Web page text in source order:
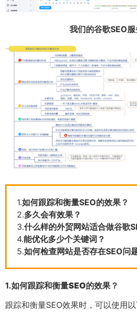
我们的谷歌SEO
1.如何跟踪和衡量SEO的效果？
2.多久会有效果？
3.什么样的外贸网站适合做谷歌
4.能优化多少个关键词？
5.如何检查网站是否存在SEO问
1.如何跟踪和衡量SEO的效果？
跟踪和衡量SEO效果时，可以使用以